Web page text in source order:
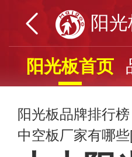
阳光
阳光板首页
阳光板品牌排行
中空板厂家有哪